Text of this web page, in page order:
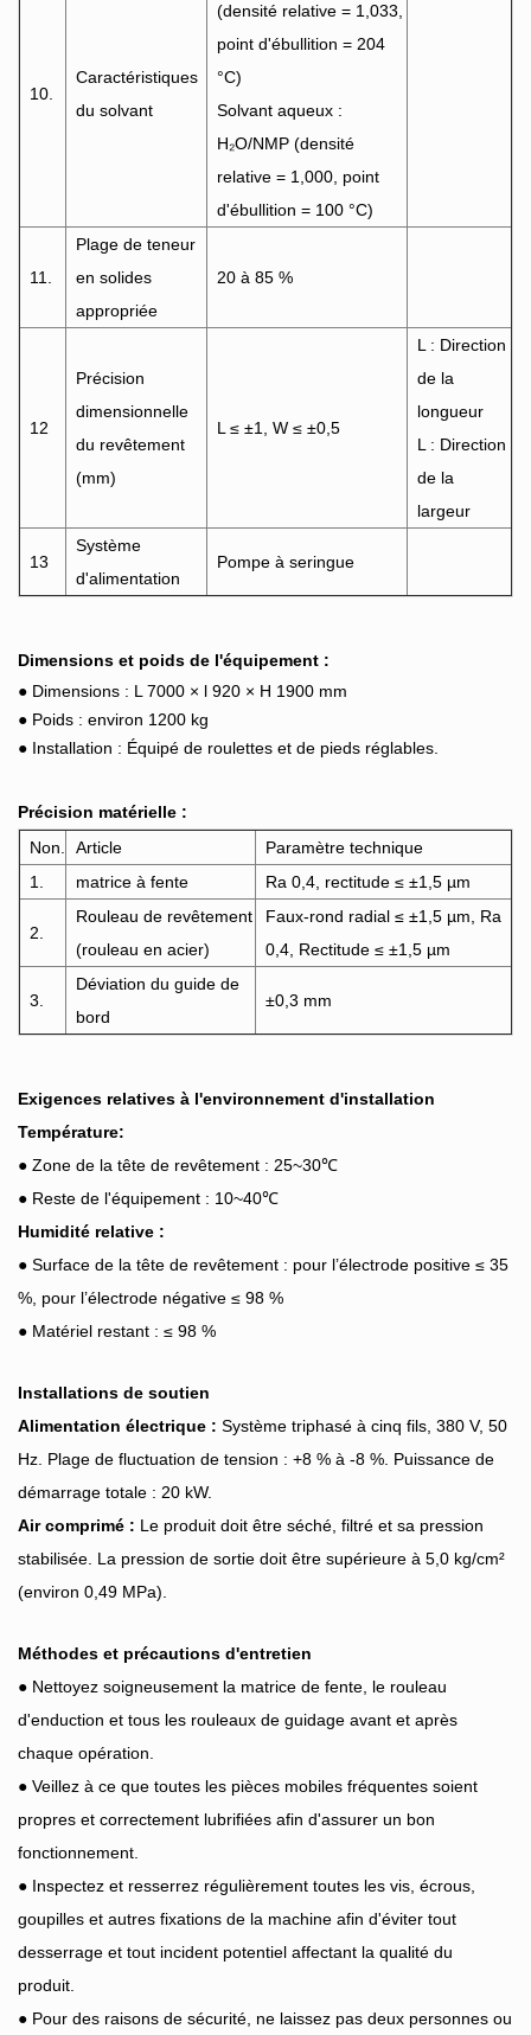
10.
Caractéristiques
du solvant
(densité relative = 1,033,
point d'ébullition = 204
°C)
Solvant aqueux :
H₂O/NMP (densité
relative = 1,000, point
d'ébullition = 100 °C)
11.
Plage de teneur
en solides
appropriée
20 à 85 %
12
Précision
dimensionnelle
du revêtement
(mm)
L ≤ ±1, W ≤ ±0,5
L : Direction
de la
longueur
L : Direction
de la
largeur
13
Système
d'alimentation
Pompe à seringue
Dimensions et poids de l'équipement :
● Dimensions : L 7000 × l 920 × H 1900 mm
● Poids : environ 1200 kg
● Installation : Équipé de roulettes et de pieds réglables.
Précision matérielle :
Non.
Article
Paramètre technique
1.
matrice à fente Ra 0,4, rectitude ≤ ±1,5 µm
2.
Rouleau de revêtement
(rouleau en acier)
Faux-rond radial ≤ ±1,5 µm, Ra
0,4, Rectitude ≤ ±1,5 µm
3.
Déviation du guide de
bord
±0,3 mm
Exigences relatives à l'environnement d'installation
Température:
● Zone de la tête de revêtement : 25~30℃
● Reste de l'équipement : 10~40℃
Humidité relative :
● Surface de la tête de revêtement : pour l’électrode positive ≤ 35
%, pour l’électrode négative ≤ 98 %
● Matériel restant : ≤ 98 %
Installations de soutien
Alimentation électrique : Système triphasé à cinq fils, 380 V, 50
Hz. Plage de fluctuation de tension : +8 % à -8 %. Puissance de
démarrage totale : 20 kW.
Air comprimé : Le produit doit être séché, filtré et sa pression
stabilisée. La pression de sortie doit être supérieure à 5,0 kg/cm²
(environ 0,49 MPa).
Méthodes et précautions d'entretien
● Nettoyez soigneusement la matrice de fente, le rouleau
d'enduction et tous les rouleaux de guidage avant et après
chaque opération.
● Veillez à ce que toutes les pièces mobiles fréquentes soient
propres et correctement lubrifiées afin d'assurer un bon
fonctionnement.
● Inspectez et resserrez régulièrement toutes les vis, écrous,
goupilles et autres fixations de la machine afin d'éviter tout
desserrage et tout incident potentiel affectant la qualité du
produit.
● Pour des raisons de sécurité, ne laissez pas deux personnes ou